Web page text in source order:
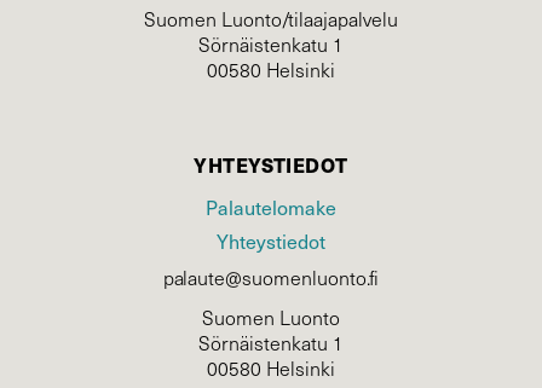
Suomen Luonto/tilaajapalvelu
Sörnäistenkatu 1
00580 Helsinki
YHTEYSTIEDOT
Palautelomake
Yhteystiedot
palaute@suomenluonto.fi
Suomen Luonto
Sörnäistenkatu 1
00580 Helsinki